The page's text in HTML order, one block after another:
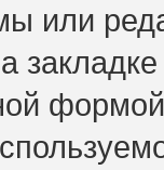
или